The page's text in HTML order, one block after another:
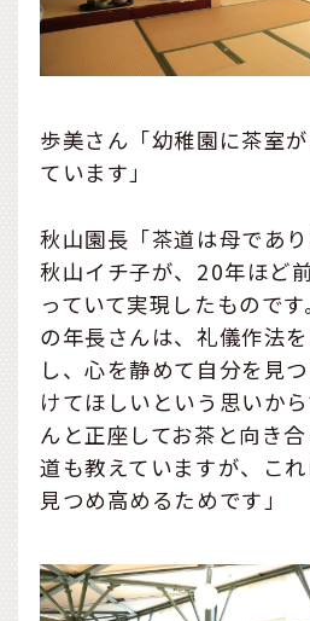
歩美さん「幼稚園に茶室
ています」
秋山園長「茶道は母であ
秋山イチ子が、20年ほど
っていて実現したもので
の年長さんは、礼儀作法
し、心を静めて自分を見
けてほしいという思いか
んと正座してお茶と向き
道も教えていますが、こ
見つめ高めるためです」